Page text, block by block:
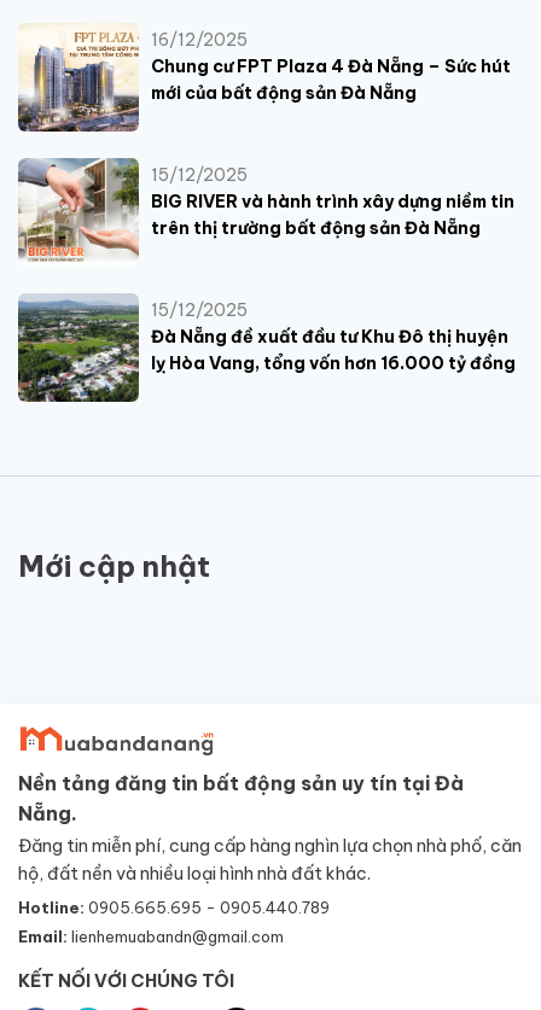
16/12/2025
Chung cư FPT Plaza 4 Đà Nẵng – Sức hút
mới của bất động sản Đà Nẵng
15/12/2025
BIG RIVER và hành trình xây dựng niềm tin
trên thị trường bất động sản Đà Nẵng
15/12/2025
Đà Nẵng đề xuất đầu tư Khu Đô thị huyện
lỵ Hòa Vang, tổng vốn hơn 16.000 tỷ đồng
Mới cập nhật
Nền tảng đăng tin bất động sản uy tín tại Đà
Nẵng.
Đăng tin miễn phí, cung cấp hàng nghìn lựa chọn nhà phố, căn
hộ, đất nền và nhiều loại hình nhà đất khác.
Hotline: 0905.665.695 - 0905.440.789
Email: lienhemuabandn@gmail.com
KẾT NỐI VỚI CHÚNG TÔI